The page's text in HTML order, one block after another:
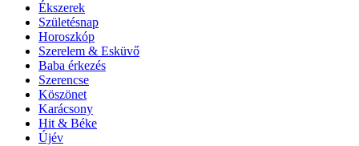
Ékszerek
Születésnap
Horoszkóp
Szerelem & Esküvő
Baba érkezés
Szerencse
Köszönet
Karácsony
Hit & Béke
Újév